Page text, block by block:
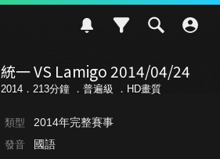
統一 VS Lamigo 2014/04/24
2014．213分鐘 ． 普遍級 ．HD畫質
類型 2014年完整賽事
發音 國語